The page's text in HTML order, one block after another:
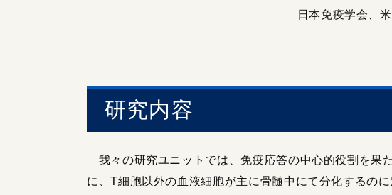
日本免疫学会、
研究内容
我々の研究ユニットでは、免疫応答の中心的役割を果
に、T細胞以外の血液細胞が主に骨髄中にて分化するの